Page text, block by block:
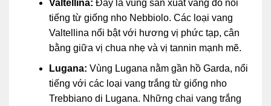
Valtellina: Đây là vùng sản xuất vang đỏ nổi
tiếng từ giống nho Nebbiolo. Các loại vang
Valtellina nổi bật với hương vị phức tạp, cân
bằng giữa vị chua nhẹ và vị tannin mạnh mẽ.
Lugana: Vùng Lugana nằm gần hồ Garda, nổi
tiếng với các loại vang trắng từ giống nho
Trebbiano di Lugana. Những chai vang trắng